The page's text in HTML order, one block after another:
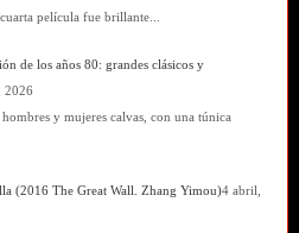
película fue brillante...
de los años 80: grandes clásicos y
2026
y mujeres calvas, con una túnica
(2016 The Great Wall. Zhang Yimou)4 abril,